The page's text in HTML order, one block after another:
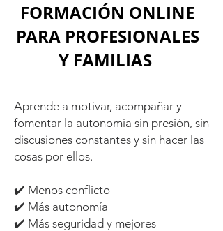
FORMACIÓN ONLINE
PARA PROFESIONALES
Y FAMILIAS
Aprende a motivar, acompañar y
fomentar la autonomía sin presión, sin
discusiones constantes y sin hacer las
cosas por ellos.
✔️ Menos conflicto
✔️ Más autonomía
✔️ Más seguridad y mejores